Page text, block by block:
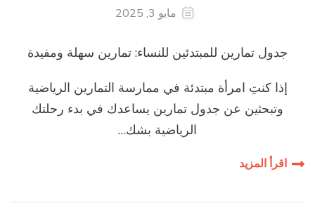
مايو 3, 2025
جدول تمارين للمبتدئين للنساء: تمارين سهلة ومفيدة
إذا كنتِ امرأة مبتدئة في ممارسة التمارين الرياضية
وتبحثين عن جدول تمارين يساعدك في بدء رحلتك
الرياضية بشك…
اقرأ المزيد